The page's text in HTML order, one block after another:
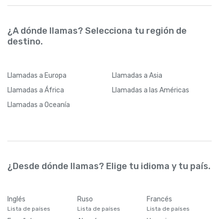
¿A dónde llamas? Selecciona tu región de
destino.
Llamadas a Europa Llamadas a Asia
Llamadas a África Llamadas a las Américas
Llamadas a Oceanía
¿Desde dónde llamas? Elige tu idioma y tu país.
Inglés
Lista de países
Ruso
Lista de países
Francés
Lista de países